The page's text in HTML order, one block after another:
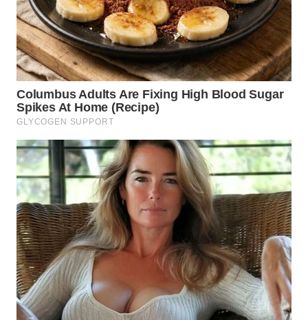
KARAWANG
WN
BEKASI
WN
BOGOR
WN
DEPOK
WN
TAPANULI
UTARA
WN
SAMOSIR